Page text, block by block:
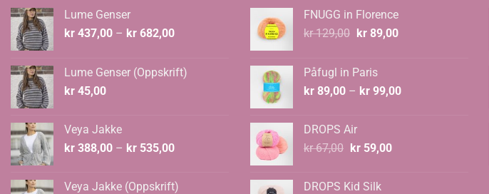
Lume Genser
kr 437,00 – kr 682,00Prisområde:
kr 682,00
Lume Genser (Oppskrift)
kr 45,00
Veya Jakke
kr 388,00 – kr 535,00Prisområde:
Veya Jakke (Oppskrift)
FNUGG in Florence
kr129,00 Opprinnelig
kr 129,00.
kr89,00Nåværende
Påfugl in Paris
kr 89,00 – kr 99,00Prisområde:
DROPS Air
kr67,00 Opprinnelig
kr59,00Nåværende
DROPS Kid Silk